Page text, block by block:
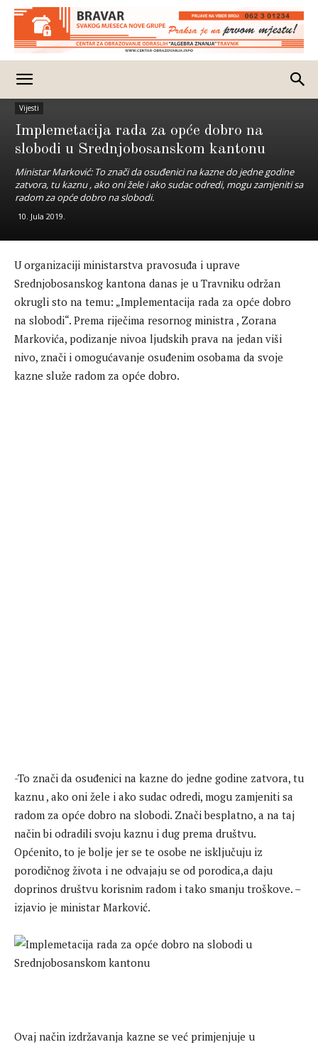
Vijesti
Implemetacija rada za opće dobro na
slobodi u Srednjobosanskom kantonu
Ministar Marković: To znači da osuđenici na kazne do jedne godine
zatvora, tu kaznu , ako oni žele i ako sudac odredi, mogu zamjeniti sa
radom za opće dobro na slobodi.
10. Jula 2019.
U organizaciji ministarstva pravosuđa i uprave
Srednjobosanskog kantona danas je u Travniku održan
okrugli sto na temu: „Implementacija rada za opće dobro
na slobodi“. Prema riječima resornog ministra , Zorana
Markovića, podizanje nivoa ljudskih prava na jedan viši
nivo, znači i omogućavanje osuđenim osobama da svoje
kazne služe radom za opće dobro.
-To znači da osuđenici na kazne do jedne godine zatvora, tu
kaznu , ako oni žele i ako sudac odredi, mogu zamjeniti sa
radom za opće dobro na slobodi. Znači besplatno, a na taj
način bi odradili svoju kaznu i dug prema društvu.
Općenito, to je bolje jer se te osobe ne isključuju iz
porodičnog života i ne odvajaju se od porodica,a daju
doprinos društvu korisnim radom i tako smanju troškove. –
izjavio je ministar Marković.
Ovaj način izdržavanja kazne se već primjenjuje u